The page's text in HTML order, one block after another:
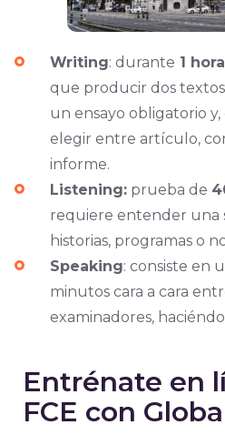
Writing: durante 1
que producir dos
un ensayo obligatorio
elegir entre artículo,
informe.
Listening:prueba de
requiere entender una
historias, programas o
Speaking: consiste en
minutos cara a cara
examinadores,
Entrénate en
FCE con